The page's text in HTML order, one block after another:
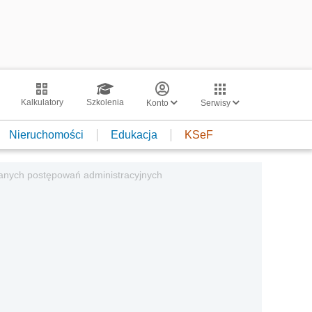
Kalkulatory Szkolenia Konto Serwisy
Nieruchomości Edukacja KSeF
postępowań administracyjnych